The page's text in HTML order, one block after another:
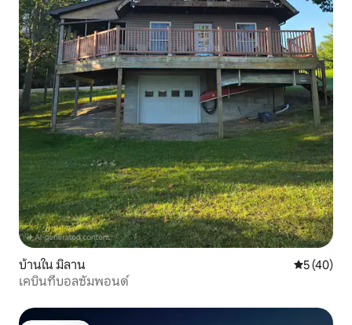
บ้านใน มิลาน คะแนนเฉลี่
5 (40)
เคบินที่บอลซัมพอนด์